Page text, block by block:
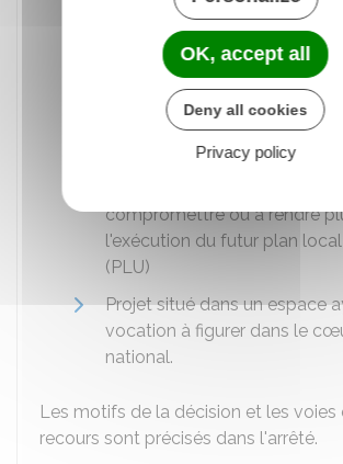
opération
Constructions projetées qui
compromettre ou rendre plus
l'exécution de travaux publics
réalisation d'une opération
d'aménagement
compromettre ou à rendre
l'exécution du futur plan
(PLU)
Projet situé dans un espace
vocation à figurer dans le
national.
Les motifs de la décision et les voies
recours sont précisés dans l'arrêté.
OK, accept all
Deny all cookies
Privacy policy